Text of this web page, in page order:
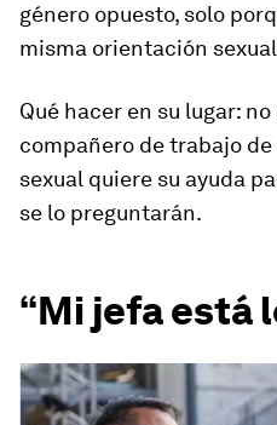
género opuesto, solo
misma orientación
Qué hacer en su lugar:
compañero de trabajo
sexual quiere su ayuda
se lo preguntarán.
“Mi jefa está